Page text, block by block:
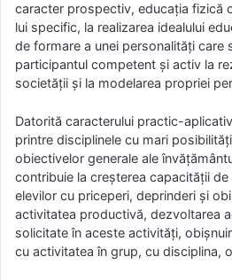
caracter prospectiv, educaţia fizică
lui specific, la realizarea idealului
de formare a unei personalităţi care
participantul competent şi activ la
societăţii şi la modelarea propriei
Datorită caracterului practic-
printre disciplinele cu mari
obiectivelor generale ale
contribuie la creşterea capacităţii de
elevilor cu priceperi, deprinderi şi
activitatea productivă, dezvoltarea
solicitate în aceste activităţi,
cu activitatea în grup, cu disciplina,